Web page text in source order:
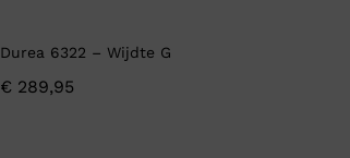
Durea 6322 – Wijdte G
€ 289,95